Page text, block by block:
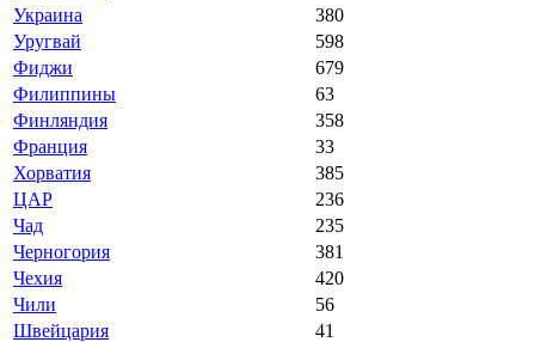
Украина
380
Уругвай
598
Фиджи
679
Филиппины
63
Финляндия
358
Франция
33
Хорватия
385
ЦАР
236
Чад
235
Черногория
381
Чехия
420
Чили
56
Швейцария
41